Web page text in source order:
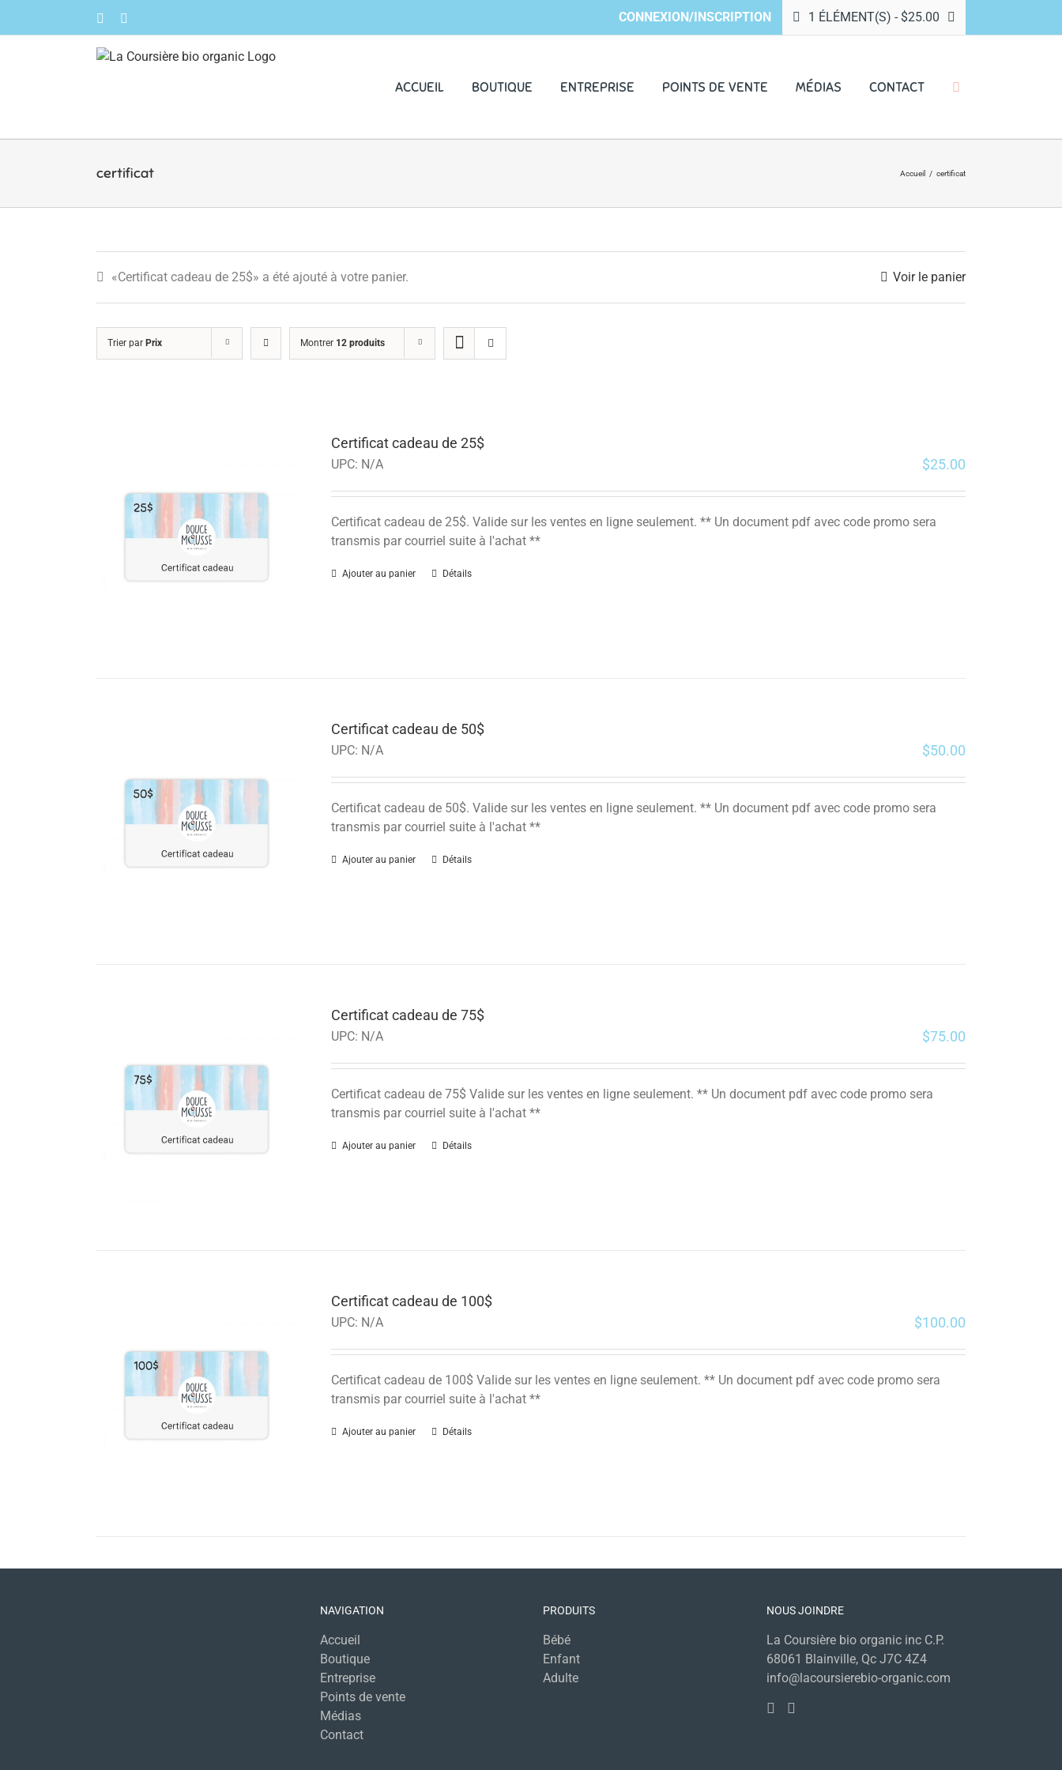
Facebook CONNEXION/INSCRIPTION 1 ÉLÉMENT(S) - $25.00
ACCUEIL BOUTIQUE ENTREPRISE POINTS DE VENTE MÉDIAS CONTACT
certificat Accueil / certificat
Voir le panier
«Certificat cadeau de 25$» a été ajouté à votre panier.
Trier par Prix Montrer 12 produits
Certificat cadeau de 25$
UPC: N/A $25.00
Certificat cadeau de 25$. Valide sur les ventes en ligne seulement. ** Un document pdf avec code promo sera
transmis par courriel suite à l'achat **
Ajouter au panier Détails
Certificat cadeau de 50$
UPC: N/A $50.00
Certificat cadeau de 50$. Valide sur les ventes en ligne seulement. ** Un document pdf avec code promo sera
transmis par courriel suite à l'achat **
Ajouter au panier Détails
Certificat cadeau de 75$
UPC: N/A $75.00
Certificat cadeau de 75$ Valide sur les ventes en ligne seulement. ** Un document pdf avec code promo sera
transmis par courriel suite à l'achat **
Ajouter au panier Détails
Certificat cadeau de 100$
UPC: N/A $100.00
Certificat cadeau de 100$ Valide sur les ventes en ligne seulement. ** Un document pdf avec code promo sera
transmis par courriel suite à l'achat **
Ajouter au panier Détails
NAVIGATION
Accueil
Boutique
Entreprise
Points de vente
Médias
Contact
PRODUITS
Bébé
Enfant
Adulte
NOUS JOINDRE
La Coursière bio organic inc C.P.
68061 Blainville, Qc J7C 4Z4
info@lacoursierebio-organic.com